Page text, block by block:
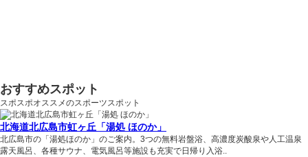
おすすめスポット
スポスポオススメのスポーツスポット
北海道北広島市虹ヶ丘「湯処 ほのか」
北広島市の「湯処ほのか」のご案内。3つの無料岩盤浴、高濃度炭酸泉や人工温泉
露天風呂、各種サウナ、電気風呂等施設も充実で日帰り入浴..